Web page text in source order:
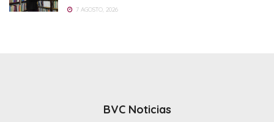
7 AGOSTO, 2026
BVC Noticias